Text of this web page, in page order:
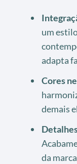
um
adapta
Cores
demais
da